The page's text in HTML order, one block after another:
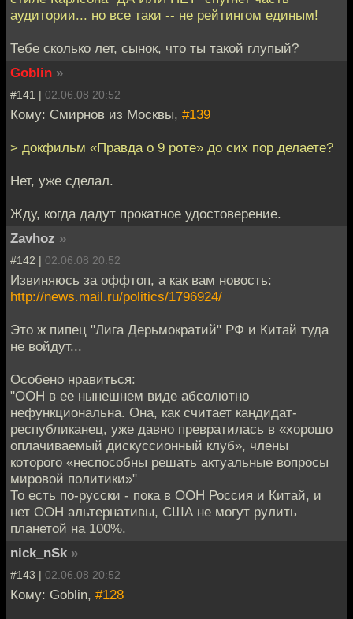
аудитории... но все таки -- не рейтингом единым!
Тебе сколько лет, сынок, что ты такой глупый?
Goblin »
#141 | 02.06.08 20:52
Кому: Смирнов из Москвы, #139
> докфильм «Правда о 9 роте» до сих пор делаете?
Нет, уже сделал.
Жду, когда дадут прокатное удостоверение.
Zavhoz »
#142 | 02.06.08 20:52
Извиняюсь за оффтоп, а как вам новость:
http://news.mail.ru/politics/1796924/
Это ж пипец "Лига Дерьмократий" РФ и Китай туда
не войдут...
Особено нравиться:
"ООН в ее нынешнем виде абсолютно
нефункциональна. Она, как считает кандидат-
республиканец, уже давно превратилась в «хорошо
оплачиваемый дискуссионный клуб», члены
которого «неспособны решать актуальные вопросы
мировой политики»"
То есть по-русски - пока в ООН Россия и Китай, и
нет ООН альтернативы, США не могут рулить
планетой на 100%.
nick_nSk »
#143 | 02.06.08 20:52
Кому: Goblin, #128